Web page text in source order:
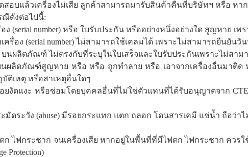
อบแล้วเครื่องไม่เสีย ลูกค้าสามารถมารับสินค้าคืนที่บริษัทฯ หรือ หาก
ณีดังต่อไปนี้:
ง (serial number) หรือ ใบรับประกัน หรืออย่างหนึ่งอย่างใด สูญหาย เ
รื่อง (serial number) ไม่สามารถใช้เคลมได้ เพราะไม่สามารถยืนยันวั
บนผลิตภัณฑ์ ไม่ตรงกับที่ระบุในใบเสร็จและใบรับประกันเพราะไม่สา
บนผลิตภัณฑ์สูญหาย หรือ หรือ ถูกทำลาย หรือ เอาจากเครื่องอื่นมาติ
ติเหตุ หรือสาเหตุอื่นใดๆ
งัดแงะ หรือซ่อมโดยบุคคลอื่นที่ไม่ใช่ตัวแทนที่ได้รับอนุญาตจาก
ดระวัง (abuse) มีรอยกระแทก แตก ถลอก โดนสารเคมี แช่น้ำ ถือว่าไ
ไฟกระชาก จนเครื่องเสีย หากอยู่ในพื้นที่ที่มีไฟตก ไฟกระชาก ควร
Protection)